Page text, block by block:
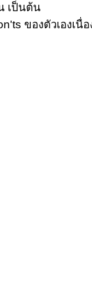
เป็นต้น
ของตัวเองเนื่